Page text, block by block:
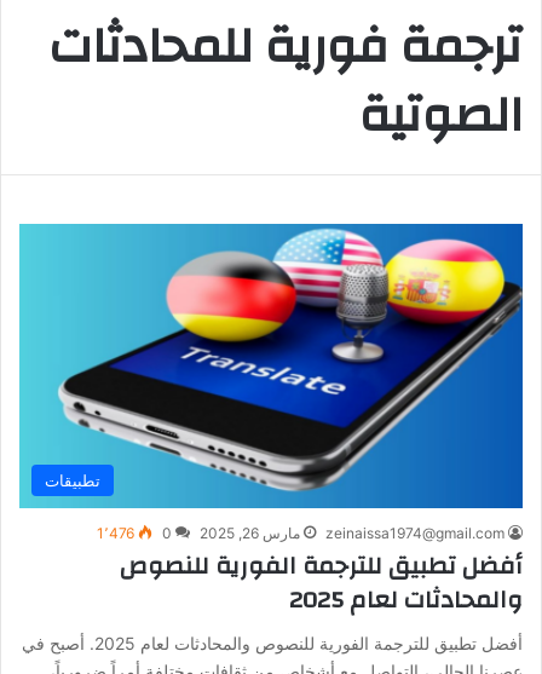
ترجمة فورية للمحادثات
الصوتية
تطبيقات
zeinaissa1974@gmail.com مارس 26, 2025 0 1٬476
أفضل تطبيق للترجمة الفورية للنصوص
والمحادثات لعام 2025
أفضل تطبيق للترجمة الفورية للنصوص والمحادثات لعام 2025. أصبح في